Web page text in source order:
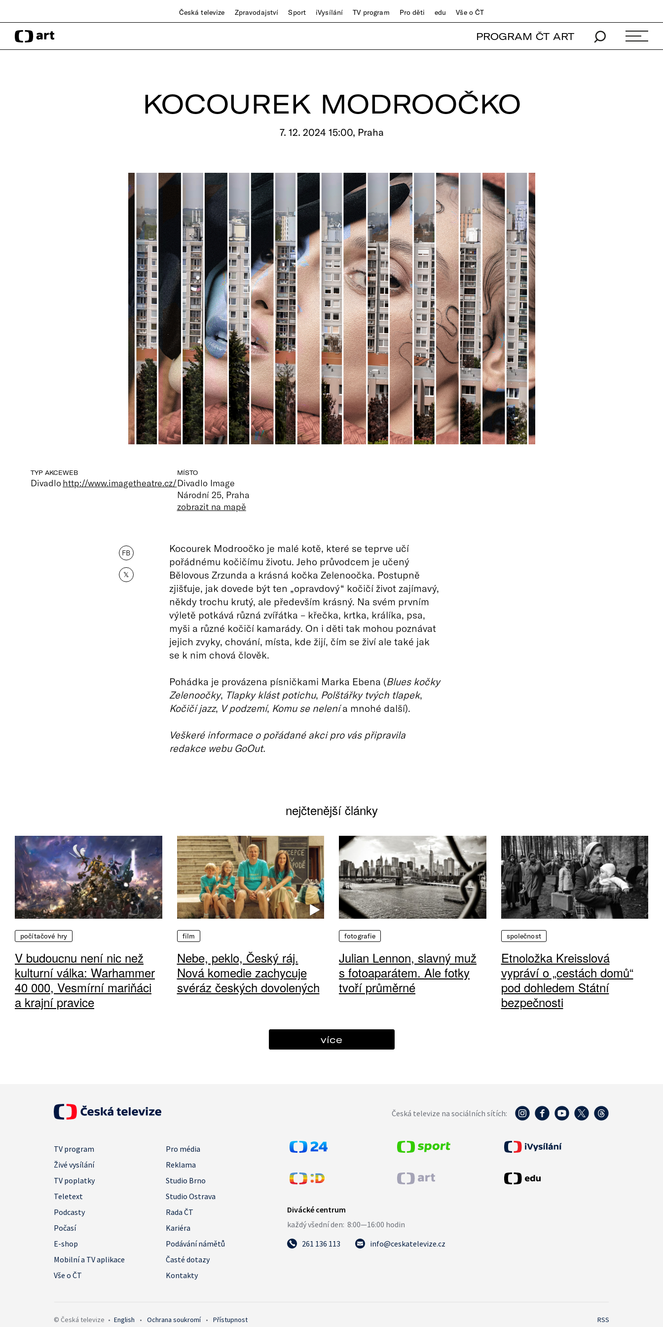
Česká televize Zpravodajství Sport iVysílání TV program Pro děti edu Vše o ČT
PROGRAM ČT ART
KOCOUREK MODROOČKO
7. 12. 2024 15:00, Praha
TYP AKCE
Divadlo
WEB
http://www.imagetheatre.cz/
MÍSTO
Divadlo Image
Národní 25, Praha
zobrazit na mapě
FB
𝕏
Kocourek Modroočko je malé kotě, které se teprve učí
pořádnému kočičímu životu. Jeho průvodcem je učený
Bělovous Zrzunda a krásná kočka Zelenoočka. Postupně
zjišťuje, jak dovede být ten „opravdový“ kočičí život zajímavý,
někdy trochu krutý, ale především krásný. Na svém prvním
výletě potkává různá zvířátka – křečka, krtka, králíka, psa,
myši a různé kočičí kamarády. On i děti tak mohou poznávat
jejich zvyky, chování, místa, kde žijí, čím se živí ale také jak
se k nim chová člověk.
Pohádka je provázena písničkami Marka Ebena (Blues kočky
Zelenoočky, Tlapky klást potichu, Polštářky tvých tlapek,
Kočičí jazz, V podzemí, Komu se nelenía mnohé další).
Veškeré informace o pořádané akci pro vás připravila
redakce webu GoOut.
nejčtenější články
počítačové hry
V budoucnu není nic než
kulturní válka: Warhammer
40 000, Vesmírní mariňáci
a krajní pravice
film
Nebe, peklo, Český ráj.
Nová komedie zachycuje
svéráz českých dovolených
fotografie
Julian Lennon, slavný muž
s fotoaparátem. Ale fotky
tvoří průměrné
společnost
Etnoložka Kreisslová
vypráví o „cestách domů“
pod dohledem Státní
bezpečnosti
více
Česká televize na sociálních sítích:
TV program
Pro média
Živé vysílání
Reklama
TV poplatky
Studio Brno
Teletext
Studio Ostrava
Podcasty
Rada ČT
Počasí
Kariéra
E-shop
Podávání námětů
Mobilní a TV aplikace
Časté dotazy
Vše o ČT
Kontakty
261 136 113 info@ceskatelevize.cz
© Česká televize • English • Ochrana soukromí • Přístupnost RSS